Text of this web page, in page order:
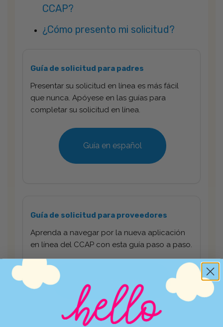
CCAP?
¿Cómo presento mi solicitud?
Guía de solicitud para padres
Presentar su solicitud en línea es más fácil
que nunca. Apóyese en las guías para
completar su solicitud en línea.
Guía en español
Guía de solicitud para proveedores
Aprenda a navegar por la nueva aplicación
en línea del CCAP con esta guía paso a paso.